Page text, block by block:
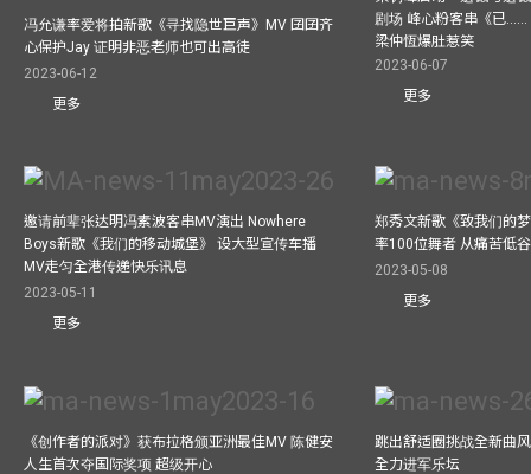
冯允谦率爱将拍新歌《寻找隐世巨声》MV 囝囝齐
心保护Jay 证明非恶老师也可出高徒
2023-06-12
更多
剧场 峰心粉客串《已
梁仲恆爆肚惹笑
2023-06-07
更多
邀请前辈张达明冯素波客串MV演出 Nowhere
Boys新歌《我们的移动城堡》 设大型宣传车播
MV走匀全港传递快乐讯息
2023-05-11
更多
郑秀文新歌《致我们的
率100位舞者 从痛苦低
2023-05-08
更多
《创作者的派对》获布拉格颁亚洲最佳MV 陈健安
人生首次夺国际奖项 超级开心
跳出舒适圈挑战全新曲
全力进军乐坛